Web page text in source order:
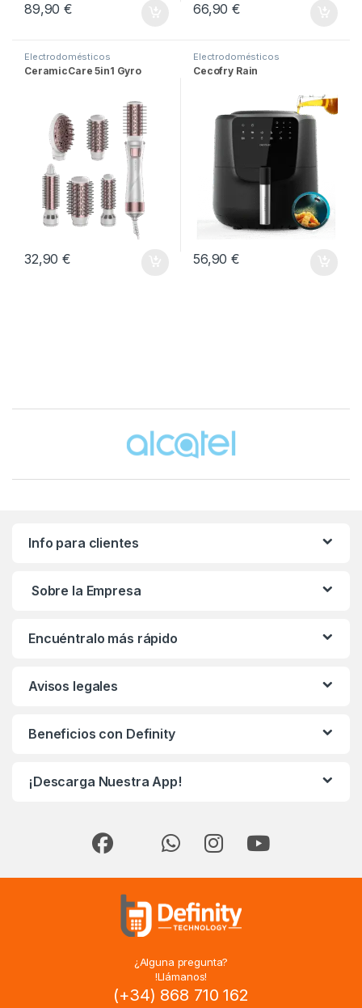
89,90€ 66,90€
Electrodomésticos
CeramicCare 5in1 Gyro
32,90€
Electrodomésticos
Cecofry Rain
56,90€
Brands Carousel
Info para clientes
Sobre la Empresa
Encuéntralo más rápido
Avisos legales
Beneficios con Definity
¡Descarga Nuestra App!
¿Alguna pregunta?
!Llámanos!
(+34) 868 710 162